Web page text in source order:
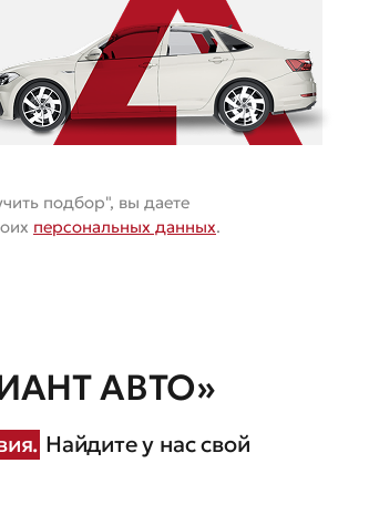
подбор", вы даете
персональных данных.
АВТО»
Найдите у нас свой